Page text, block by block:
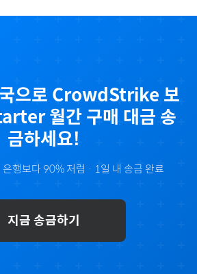
으로 CrowdStrike 보
월간 구매 대금 송
금하세요!
행보다 90% 저렴 · 1일 내 송금 완료
지금 송금하기